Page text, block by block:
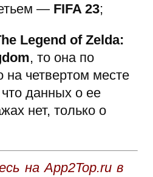
— FIFA 23;
Legend of Zelda:
, то она по
на четвертом месте
данных о ее
нет, только о
на App2Top.ru в